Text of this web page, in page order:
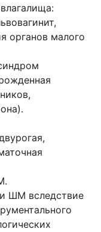
органов малого
ШМ вследствие